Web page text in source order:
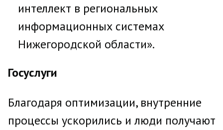
интеллект в региональных
информационных системах
Нижегородской области».
Госуслуги
Благодаря оптимизации, внутренние
процессы ускорились и люди получают